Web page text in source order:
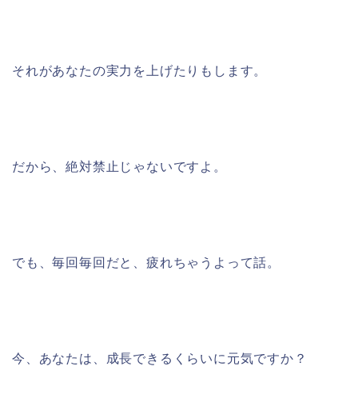
それがあなたの実力を上げたりもします。
だから、絶対禁止じゃないですよ。
でも、毎回毎回だと、疲れちゃうよって話。
今、あなたは、成長できるくらいに元気ですか？